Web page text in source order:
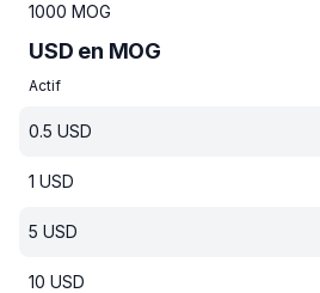
1000 MOG
USD en MOG
Actif
0.5 USD
1 USD
5 USD
10 USD